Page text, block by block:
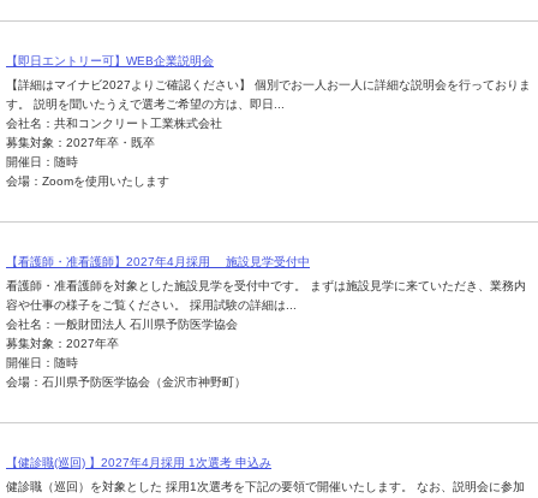
【即日エントリー可】WEB企業説明会
【詳細はマイナビ2027よりご確認ください】 個別でお一人お一人に詳細な説明会を行っておりま
す。 説明を聞いたうえで選考ご希望の方は、即日...
会社名：共和コンクリート工業株式会社
募集対象：2027年卒・既卒
開催日：随時
会場：Zoomを使用いたします
【看護師・准看護師】2027年4月採用 施設見学受付中
看護師・准看護師を対象とした施設見学を受付中です。 まずは施設見学に来ていただき、業務内
容や仕事の様子をご覧ください。 採用試験の詳細は...
会社名：一般財団法人 石川県予防医学協会
募集対象：2027年卒
開催日：随時
会場：石川県予防医学協会（金沢市神野町）
【健診職(巡回) 】2027年4月採用 1次選考 申込み
健診職（巡回）を対象とした 採用1次選考を下記の要領で開催いたします。 なお、説明会に参加